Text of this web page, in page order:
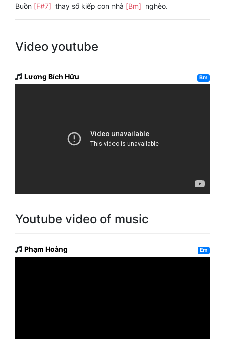
Buồn [F#7] thay số kiếp con nhà [Bm] nghèo.
Video youtube
Lương Bích Hữu Bm
Youtube video of music
Phạm Hoàng Em